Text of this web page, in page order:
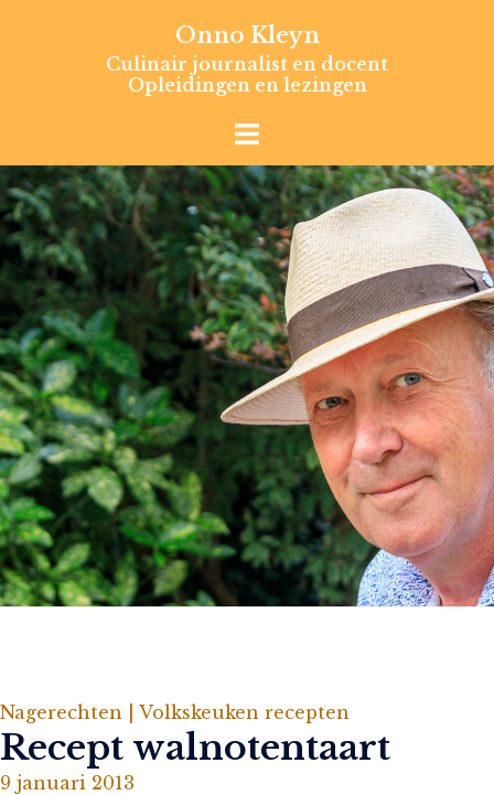
Onno Kleyn
Culinair journalist en docent
Opleidingen en lezingen
Nagerechten | Volkskeuken recepten
Recept walnotentaart
9 januari 2013